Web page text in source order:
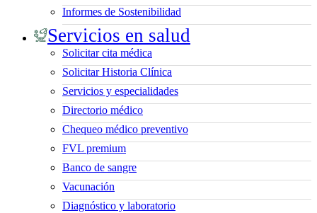
Informes de Sostenibilidad
Servicios en salud
Solicitar cita médica
Solicitar Historia Clínica
Servicios y especialidades
Directorio médico
Chequeo médico preventivo
FVL premium
Banco de sangre
Vacunación
Diagnóstico y laboratorio